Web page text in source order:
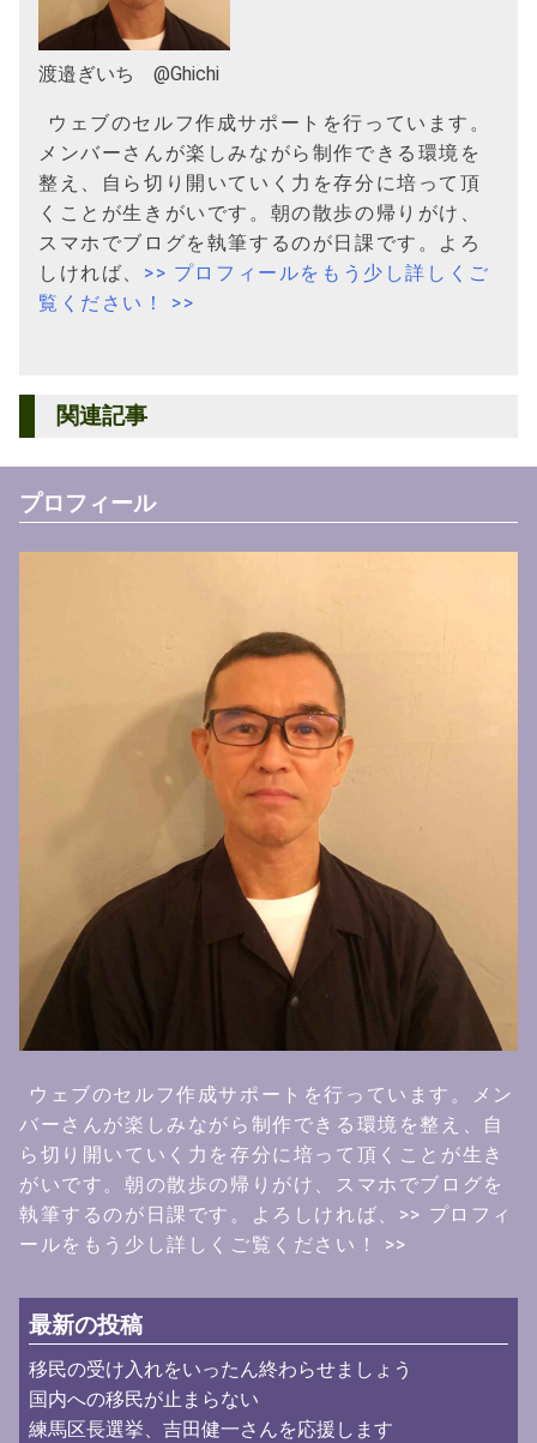
渡邉ぎいち @Ghichi
ウェブのセルフ作成サポートを行っています。
メンバーさんが楽しみながら制作できる環境を
整え、自ら切り開いていく力を存分に培って頂
くことが生きがいです。朝の散歩の帰りがけ、
スマホでブログを執筆するのが日課です。よろ
しければ、 >> プロフィールをもう少し詳しくご
覧ください！ >>
関連記事
プロフィール
ウェブのセルフ作成サポートを行っています。メン
バーさんが楽しみながら制作できる環境を整え、自
ら切り開いていく力を存分に培って頂くことが生き
がいです。朝の散歩の帰りがけ、スマホでブログを
執筆するのが日課です。よろしければ、 >> プロフィ
ールをもう少し詳しくご覧ください！ >>
最新の投稿
移民の受け入れをいったん終わらせましょう
国内への移民が止まらない
練馬区長選挙、吉田健一さんを応援します